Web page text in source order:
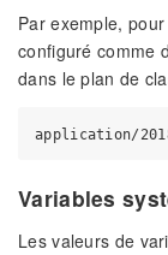
Par exemple,
configuré comme
dans le plan de
Variables
Les valeurs de